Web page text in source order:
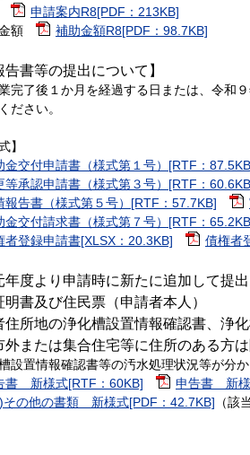
申請案内R8[PDF：213KB]
額
補助金額R8[PDF：98.7KB]
告書等の提出について】
完了後１か月を経過する日または、令和
ださい。
様式】
金交付申請書（様式第１号）[RTF：
等承認申請書（様式第３号）[RTF：
報告書（様式第５号）[RTF：57.7KB]
金交付請求書（様式第７号）[RTF：
者登録申請書[XLSX：20.3KB]
債権者
年度より申請時に新たに追加して提出
明書及び住民票（申請者本人）
住所地の浄化槽設置情報確認書、浄
外または集合住宅等に住所のある方は
置情報確認書等の汚水処理状況等が分か
書 新様式[RTF：60KB]
申告書 新様
その他の書類 新様式[PDF：42.7KB] （該